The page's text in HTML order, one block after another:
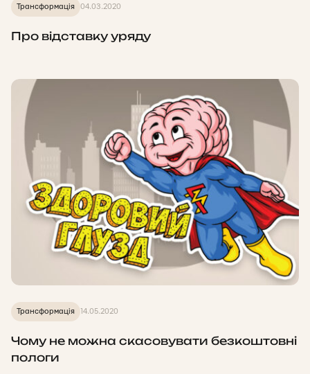
Трансформація 04.03.2020
Про відставку уряду
Трансформація 14.05.2020
Чому не можна скасовувати безкоштовні
пологи